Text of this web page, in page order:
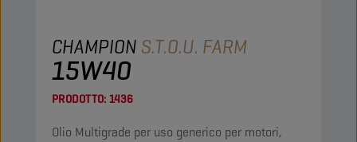
CHAMPION S.T.O.U. FARM
15W40
PRODOTTO: 1436
Olio Multigrade per uso generico per motori,